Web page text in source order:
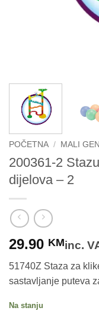
POČETNA / MALI
200361-2
dijelova – 2
29.90 KMinc.
51740Z Staza za
sastavljanje puteva
Na stanju